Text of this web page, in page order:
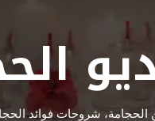
الحجامة، شروحات فوائد